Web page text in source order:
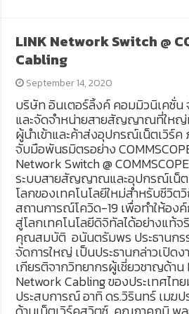
LINK Network Switch @
Cabling
September 14, 2020
บริษัท อินเตอร์ลิ้งค์ คอมมิวนิเคชั่น
และจัดจำหน่ายสายสัญญาณที่ใหญ่
ผู้นำเข้าและค้าส่งอุปกรณ์เน็ตเวิร์ค
จับมือพันธมิตรอย่าง
Network Switch @
ระบบสายสัญญาณและอุปกรณ์เน็ต
โลกของเทคโนโลยีใหม่สำหรับชีวิต
สถานการณ์โควิด-19 เพื่อทำให้อง
สู่โลกเทคโนโลยีดิจิทัลได้อย่างแท้จ
คุณสมบัติ อนันตรัมพร ประธานกร
จัดการใหญ่ เป็นประธานกล่าวเปิดง
เกียรติจากวิทยากรผู้เชี่ยวชาญด้า
Network Cabling ของประเทศไท
ประสบการณ์ อาทิ ดร.วิรินทร์ เมฆ